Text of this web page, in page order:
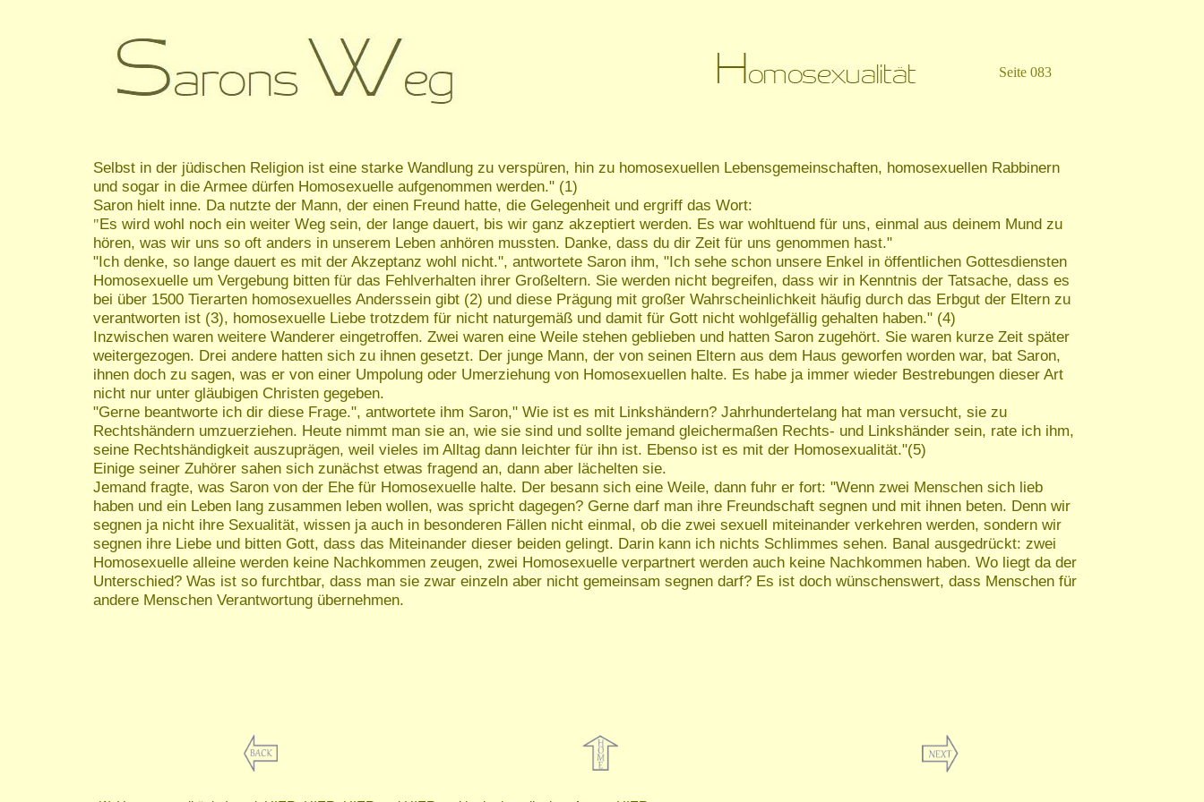
Seite 083
Selbst in der jüdischen Religion ist eine starke Wandlung zu verspüren, hin zu homosexuellen Lebensgemeinschaften, homosexuellen Rabbinern
und sogar in die Armee dürfen Homosexuelle aufgenommen werden." (1)
Saron hielt inne. Da nutzte der Mann, der einen Freund hatte, die Gelegenheit und ergriff das Wort:
"Es wird wohl noch ein weiter Weg sein, der lange dauert, bis wir ganz akzeptiert werden. Es war wohltuend für uns, einmal aus deinem Mund zu
hören, was wir uns so oft anders in unserem Leben anhören mussten. Danke, dass du dir Zeit für uns genommen hast."
"Ich denke, so lange dauert es mit der Akzeptanz wohl nicht.", antwortete Saron ihm, "Ich sehe schon unsere Enkel in öffentlichen Gottesdiensten
Homosexuelle um Vergebung bitten für das Fehlverhalten ihrer Großeltern. Sie werden nicht begreifen, dass wir in Kenntnis der Tatsache, dass es
bei über 1500 Tierarten homosexuelles Anderssein gibt (2) und diese Prägung mit großer Wahrscheinlichkeit häufig durch das Erbgut der Eltern zu
verantworten ist (3), homosexuelle Liebe trotzdem für nicht naturgemäß und damit für Gott nicht wohlgefällig gehalten haben." (4)
Inzwischen waren weitere Wanderer eingetroffen. Zwei waren eine Weile stehen geblieben und hatten Saron zugehört. Sie waren kurze Zeit später
weitergezogen. Drei andere hatten sich zu ihnen gesetzt. Der junge Mann, der von seinen Eltern aus dem Haus geworfen worden war, bat Saron,
ihnen doch zu sagen, was er von einer Umpolung oder Umerziehung von Homosexuellen halte. Es habe ja immer wieder Bestrebungen dieser Art
nicht nur unter gläubigen Christen gegeben.
"Gerne beantworte ich dir diese Frage.", antwortete ihm Saron," Wie ist es mit Linkshändern? Jahrhundertelang hat man versucht, sie zu
Rechtshändern umzuerziehen. Heute nimmt man sie an, wie sie sind und sollte jemand gleichermaßen Rechts- und Linkshänder sein, rate ich ihm,
seine Rechtshändigkeit auszuprägen, weil vieles im Alltag dann leichter für ihn ist. Ebenso ist es mit der Homosexualität."(5)
Einige seiner Zuhörer sahen sich zunächst etwas fragend an, dann aber lächelten sie.
Jemand fragte, was Saron von der Ehe für Homosexuelle halte. Der besann sich eine Weile, dann fuhr er fort: "Wenn zwei Menschen sich lieb
haben und ein Leben lang zusammen leben wollen, was spricht dagegen? Gerne darf man ihre Freundschaft segnen und mit ihnen beten. Denn wir
segnen ja nicht ihre Sexualität, wissen ja auch in besonderen Fällen nicht einmal, ob die zwei sexuell miteinander verkehren werden, sondern wir
segnen ihre Liebe und bitten Gott, dass das Miteinander dieser beiden gelingt. Darin kann ich nichts Schlimmes sehen. Banal ausgedrückt: zwei
Homosexuelle alleine werden keine Nachkommen zeugen, zwei Homosexuelle verpartnert werden auch keine Nachkommen haben. Wo liegt da der
Unterschied? Was ist so furchtbar, dass man sie zwar einzeln aber nicht gemeinsam segnen darf? Es ist doch wünschenswert, dass Menschen für
andere Menschen Verantwortung übernehmen.